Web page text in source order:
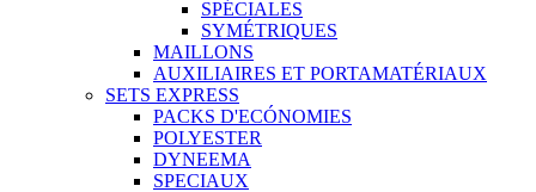
SPÉCIALES
SYMÉTRIQUES
MAILLONS
AUXILIAIRES ET PORTAMATÉRIAUX
SETS EXPRESS
PACKS D'ECÓNOMIES
POLYESTER
DYNEEMA
SPECIAUX